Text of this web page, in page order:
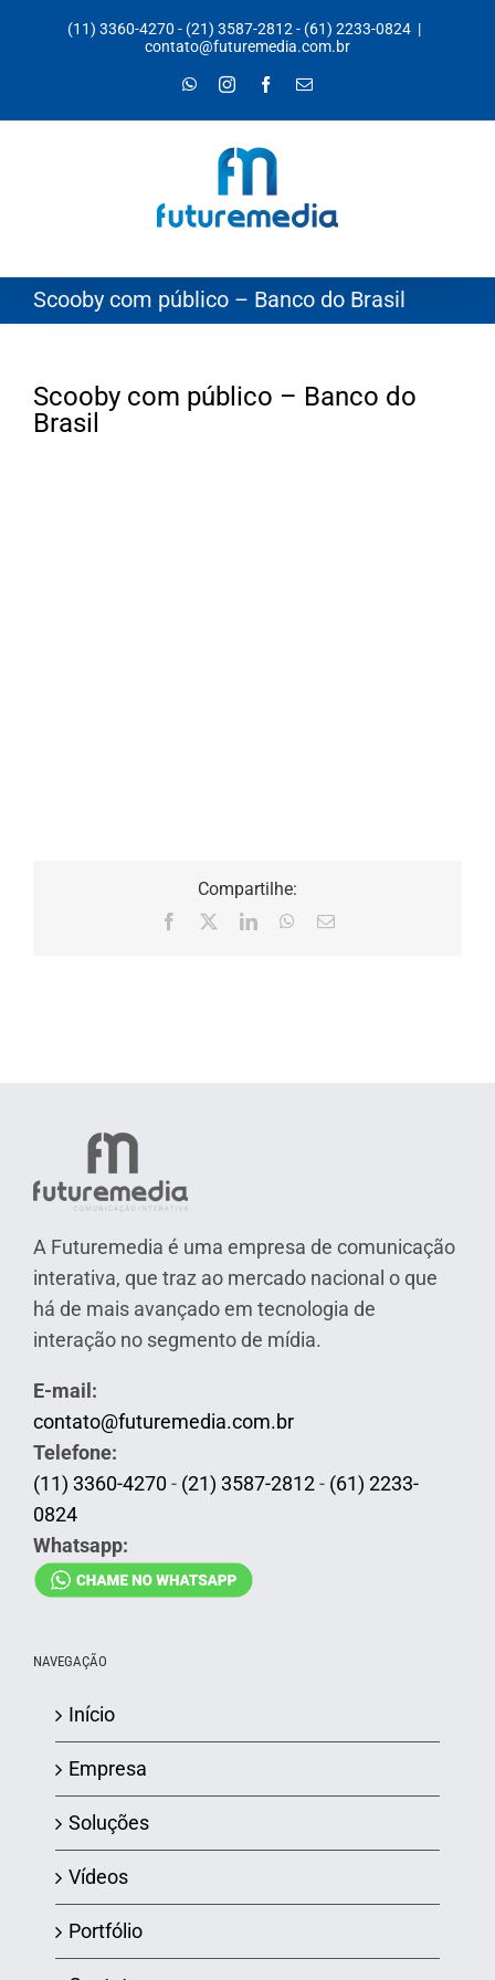
(11) 3360-4270 - (21) 3587-2812- (61) 2233-0824 |
contato@futuremedia.com.br
WhatsAppInstagramFacebook
E-
Scooby com público – Banco do Brasil
Scooby com público – Banco do
Brasil
Compartilhe:
Facebook LinkedInWhatsApp
E-
A Futuremedia é uma empresa de comunicação
interativa, que traz ao mercado nacional o que
há de mais avançado em tecnologia de
interação no segmento de mídia.
E-mail:
contato@futuremedia.com.br
Telefone:
(11) 3360-4270 - (21) 3587-2812- (61) 2233-
0824
Whatsapp:
NAVEGAÇÃO
Início
Empresa
Soluções
Vídeos
Portfólio